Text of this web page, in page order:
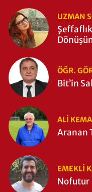
UZMAN
ÖĞR.
Bit’in
ALI
Aranan
EMEKLI
Nofutur